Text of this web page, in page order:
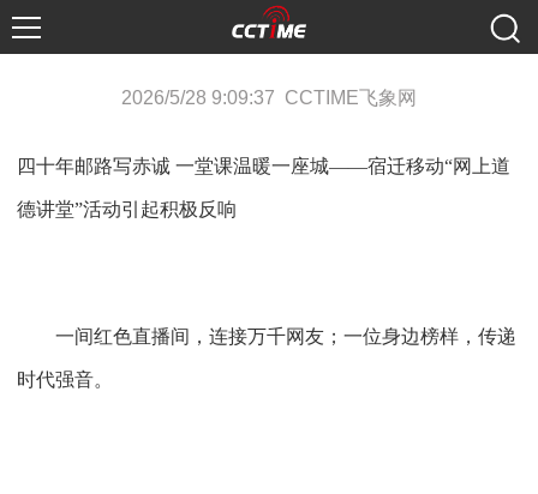
2026/5/28 9:09:37 CCTIME飞象网
四十年邮路写赤诚 一堂课温暖一座城——宿迁移动“网上道
德讲堂”活动引起积极反响
一间红色直播间，连接万千网友；一位身边榜样，传递
时代强音。